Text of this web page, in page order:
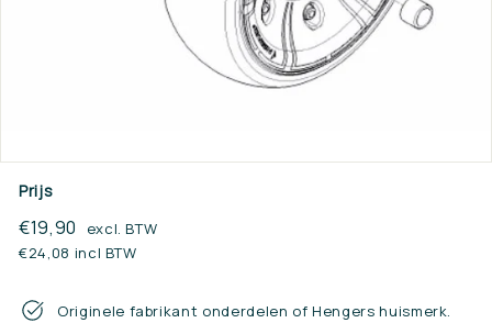
Prijs
Reguliere
prijs
€19,90 €19,90
excl. BTW
€24,08 incl BTW
Originele fabrikant onderdelen of Hengers huismerk.